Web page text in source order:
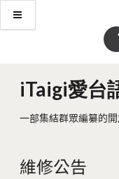
iTaigi愛台
一部集結群眾編纂的
維修公告